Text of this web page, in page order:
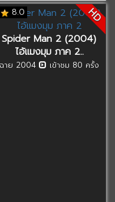
8.0 HD
Spider Man 2 (2004)
ไอ้แมงมุม ภาค 2..
ฉาย 2004 เข้าชม 80 ครั้ง